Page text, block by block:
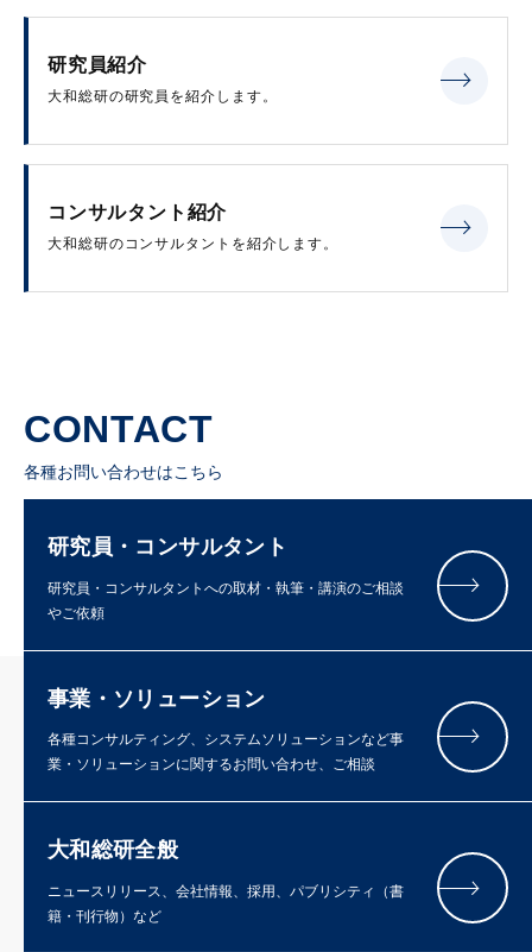
研究員紹介
大和総研の研究員を紹介します。
コンサルタント紹介
大和総研のコンサルタントを紹介します。
CONTACT
各種お問い合わせはこちら
研究員・コンサルタント
研究員・コンサルタントへの取材・執筆・講演のご相談
やご依頼
事業・ソリューション
各種コンサルティング、システムソリューションなど事
業・ソリューションに関するお問い合わせ、ご相談
大和総研全般
ニュースリリース、会社情報、採用、パブリシティ（書
籍・刊行物）など